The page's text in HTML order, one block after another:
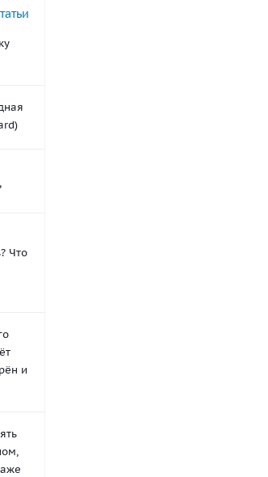
Что
и